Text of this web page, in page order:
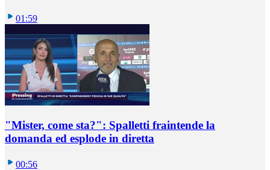
01:59
"Mister, come sta?": Spalletti fraintende la
domanda ed esplode in diretta
00:56